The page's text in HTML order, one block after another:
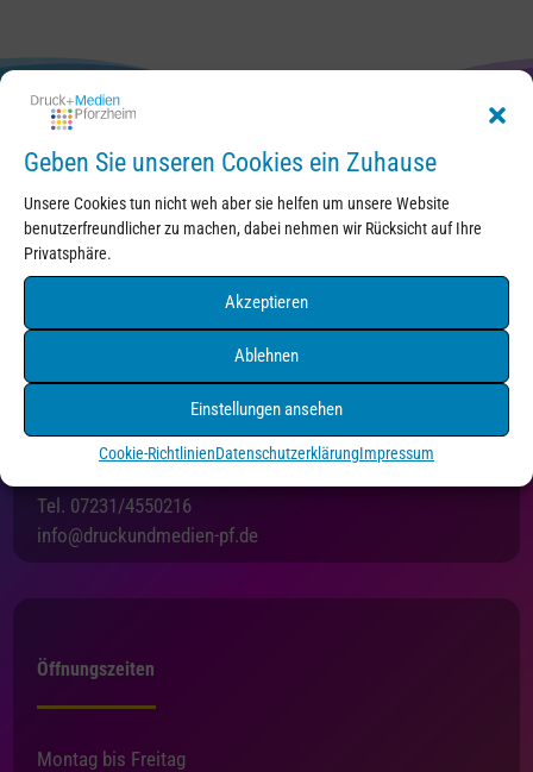
Geben Sie unseren Cookies ein Zuhause
Unsere Cookies tun nicht weh aber sie helfen um unsere Website
benutzerfreundlicher zu machen, dabei nehmen wir Rücksicht auf Ihre
Privatsphäre.
Akzeptieren
Ablehnen
Einstellungen ansehen
Cookie-RichtlinienDatenschutzerklärungImpressum
Druck+Medien Pforzheim
Holzgartenstraße 3
Tel. 07231/4550216
info@druckundmedien-pf.de
Öffnungszeiten
Montag bis Freitag